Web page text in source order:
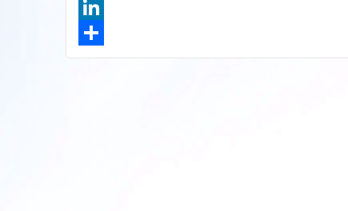
Twitter
LinkedIn
Share